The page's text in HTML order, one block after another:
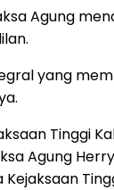
Agung
yang
Tinggi
Agung
Kejaksaan